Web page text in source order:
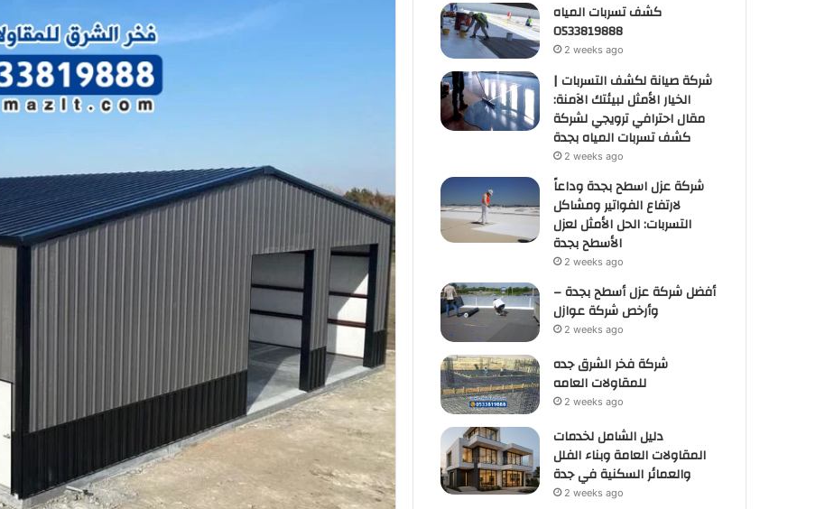
كشف تسربات المياه
0533819888
2 weeks ago
شركة صيانة لكشف التسربات |
الخيار الأمثل لبيئتك الآمنة:
مقال احترافي ترويجي لشركة
كشف تسربات المياه بجدة
2 weeks ago
شركة عزل اسطح بجدة وداعاً
لارتفاع الفواتير ومشاكل
التسربات: الحل الأمثل لعزل
الأسطح بجدة
2 weeks ago
أفضل شركة عزل أسطح بجدة –
وأرخص شركة عوازل
2 weeks ago
شركة فخر الشرق جده
للمقاولات العامه
2 weeks ago
دليل الشامل لخدمات
المقاولات العامة وبناء الفلل
والعمائر السكنية في جدة
2 weeks ago